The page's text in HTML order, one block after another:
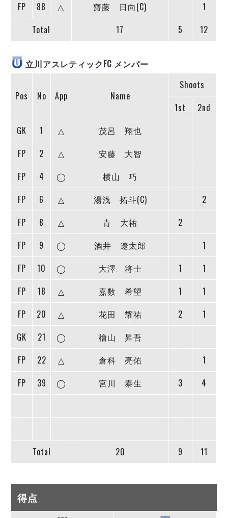
バサジィ大分
選手の通算記録（Ｆ２）
ヴォスクオーレ仙台
リガーレヴィア葛飾
アグレミーナ浜松
ポルセイド浜田
ミラクルスマイル新居浜
FP
88 △ 齋藤 日向(C)
1
Total
17 5 12
立川アスレティックFC メンバー
Pos No App Name
Shoots
1st
2nd
GK
1 △
茂呂 翔也
FP
2 △
安藤 大智
FP
4 ◯
横山 巧
FP
6 △ 湯浅 拓斗(C)
2
FP
8 △ 青 大祐
2
FP
9 ◯ 酒井 遼太郎
1
FP
10 ◯ 大澤 将士 1
1
FP
18 △ 嘉数 希望 1
1
FP
20 △ 花田 耀祐 2
1
GK
21 ◯
檜山 昇吾
FP
22 △ 倉科 亮佑
1
FP
39 ◯ 宮川 泰生 3 4
Total 20 9 11
得点